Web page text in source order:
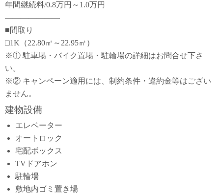
年間継続料/0.8万円～1.0万円
―――――――
■間取り
□1K（22.80㎡～22.95㎡）
※① 駐車場・バイク置場・駐輪場の詳細はお問合せ下さ
い。
※② キャンペーン適用には、制約条件・違約金等はござい
ません。
建物設備
エレベーター
オートロック
宅配ボックス
TVドアホン
駐輪場
敷地内ゴミ置き場